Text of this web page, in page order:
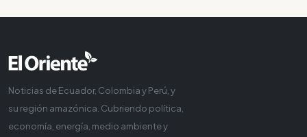
Noticias de Ecuador, Colombia y Perú, y
su región amazónica. Cubriendo política,
economía, energía, medio ambiente y